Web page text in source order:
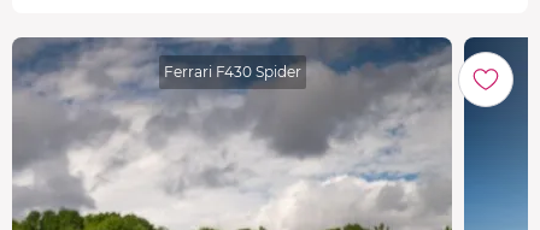
Ferrari F430 Spider